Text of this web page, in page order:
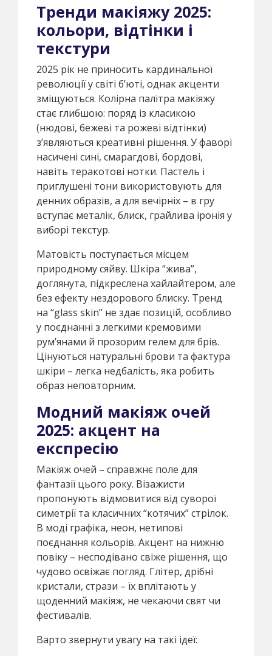
Тренди макіяжу 2025:
кольори, відтінки і
текстури
2025 рік не приносить кардинальної
революції у світі б’юті, однак акценти
зміщуються. Колірна палітра макіяжу
стає глибшою: поряд із класикою
(нюдові, бежеві та рожеві відтінки)
з’являються креативні рішення. У фаворі
насичені сині, смарагдові, бордові,
навіть теракотові нотки. Пастель і
приглушені тони використовують для
денних образів, а для вечірніх – в гру
вступає металік, блиск, грайлива іронія у
виборі текстур.
Матовість поступається місцем
природному сяйву. Шкіра “жива”,
доглянута, підкреслена хайлайтером, але
без ефекту нездорового блиску. Тренд
на “glass skin” не здає позицій, особливо
у поєднанні з легкими кремовими
рум’янами й прозорим гелем для брів.
Цінуються натуральні брови та фактура
шкіри – легка недбалість, яка робить
образ неповторним.
Модний макіяж очей
2025: акцент на
експресію
Макіяж очей – справжнє поле для
фантазії цього року. Візажисти
пропонують відмовитися від суворої
симетрії та класичних “котячих” стрілок.
В моді графіка, неон, нетипові
поєднання кольорів. Акцент на нижню
повіку – несподівано свіже рішення, що
чудово освіжає погляд. Глітер, дрібні
кристали, стрази – їх вплітають у
щоденний макіяж, не чекаючи свят чи
фестивалів.
Варто звернути увагу на такі ідеї: